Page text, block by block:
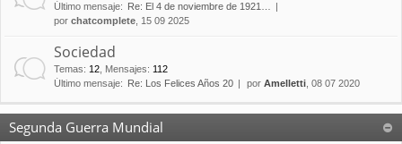
Último mensaje:
Re: El 4 de noviembre de 1921…
por chatcomplete , 15 09 2025
Sociedad
Temas: 12 Mensajes: 112
Último mensaje:
Re: Los Felices Años 20 por Amelletti , 08 07 2020
Segunda Guerra Mundial